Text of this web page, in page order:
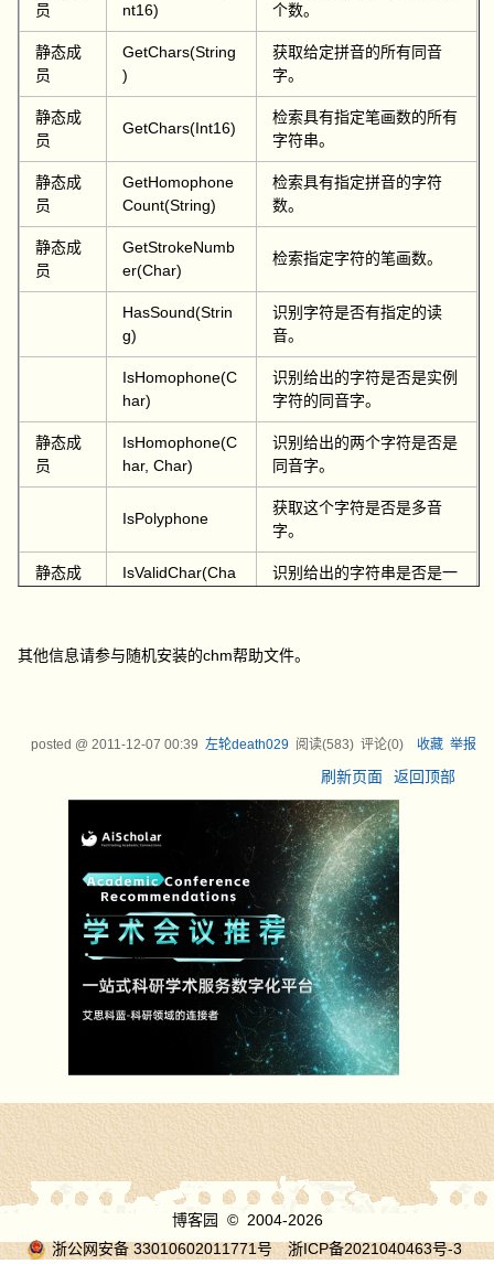
员
nt16)
个数。
静态成
员
GetChars(String
)
获取给定拼音的所有同音
字。
静态成
员
GetChars(Int16)
检索具有指定笔画数的所有
字符串。
静态成
员
GetHomophone
Count(String)
检索具有指定拼音的字符
数。
静态成
员
GetStrokeNumb
er(Char)
检索指定字符的笔画数。
HasSound(Strin
g)
识别字符是否有指定的读
音。
IsHomophone(C
har)
识别给出的字符是否是实例
字符的同音字。
静态成
员
IsHomophone(C
har, Char)
识别给出的两个字符是否是
同音字。
IsPolyphone
获取这个字符是否是多音
字。
静态成
IsValidChar(Cha
识别给出的字符串是否是一
员
ng)
有效的拼音字符串。
获取这个字符的拼音个数。
获取这个字符的拼音。
StrokeNumber 获取这个字符的笔画数。
其他信息请参与随机安装的chm帮助文件。
posted @ 2011-12-07 00:39 左轮death029阅读(583) 评论(0) 收藏 举报
刷新页面 返回顶部
博客园
© 2004-2026
浙公网安备 33010602011771号
浙ICP备2021040463号-3